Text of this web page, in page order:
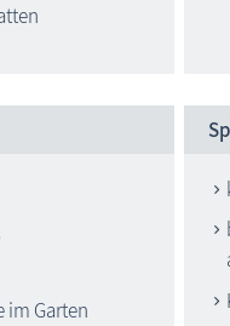
im Garten